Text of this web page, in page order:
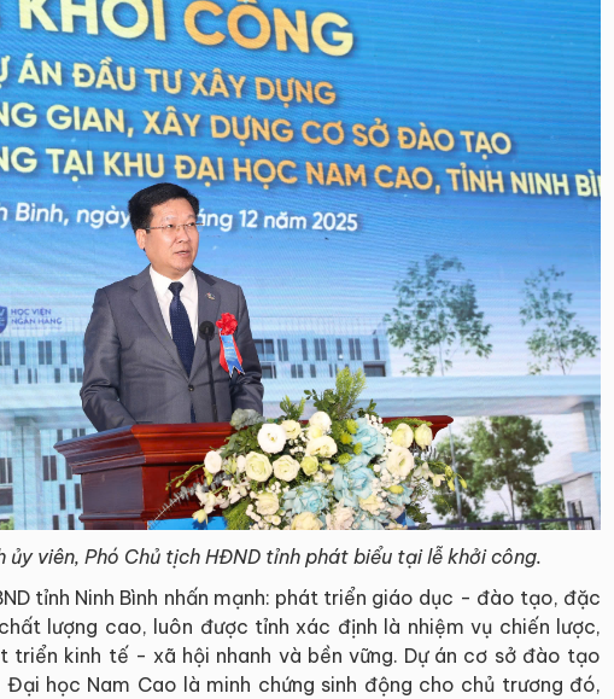
ủy viên, Phó Chủ tịch HĐND tỉnh phát biểu tại lễ khởi công.
tỉnh Ninh Bình nhấn mạnh: phát triển giáo dục - đào tạo, đặc
lượng cao, luôn được tỉnh xác định là nhiệm vụ chiến lược,
triển kinh tế - xã hội nhanh và bền vững. Dự án cơ sở đào tạo
học Nam Cao là minh chứng sinh động cho chủ trương đó,